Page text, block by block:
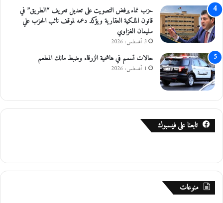
ف
ظ
ة
ا
ر
ب
د
حزب نماء يرفض التصويت على تعديل تعريف “الطريق” في
قانون الملكية العقارية ويؤكد دعمه لموقف نائب الحزب علي
سليمان الغزاوي
3 أغسطس، 2026
حالات تسمم في هاشمية الزرقاء وضبط مالك المطعم
1 أغسطس، 2026
تابعنا على فيسبوك
منوعات